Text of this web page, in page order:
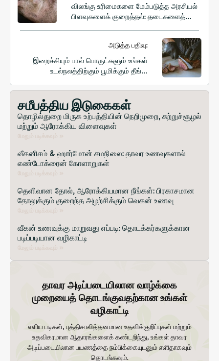
விலங்கு உரிமைகளை மேம்படுத்த அரசியல்
பிளவுகளைக் குறைத்தல்: தடைகளைத்
அடுத்த பதிவு:
இறைச்சியும் பால் பொருட்களும் உங்கள்
உடல்நலத்திற்கும் பூமிக்கும் தீங்கு
சமீபத்திய இடுகைகள்
தொழில்துறை மிருக உற்பத்தியின் நெறிமுறை, சுற்றுச்சூழல்
மற்றும் ஆரோக்கிய விளைவுகள்
வீகனிசம் & ஹார்மோன் சமநிலை: தாவர உணவுகளால்
எண்டோக்ரைன் கோளாறுகள்
தெளிவான தோல், ஆரோக்கியமான நீங்கள்: பிரகாசமான
தோலுக்கும் குறைந்த அழற்சிக்கும் வெகன் உணவு
வீகன் உணவுக்கு மாறுவது எப்படி: தொடக்கர்களுக்கான
படிப்படியான வழிகாட்டி
தாவர அடிப்படையிலான வாழ்க்கை
முறையைத் தொடங்குவதற்கான உங்கள்
வழிகாட்டி
எளிய படிகள், புத்திசாலித்தனமான உதவிக்குறிப்புகள் மற்றும்
உதவிகரமான ஆதாரங்களைக் கண்டறிந்து, உங்கள் தாவர
அடிப்படையிலான பயணத்தை நம்பிக்கையுடனும் எளிதாகவும்
தொடங்கவும்.